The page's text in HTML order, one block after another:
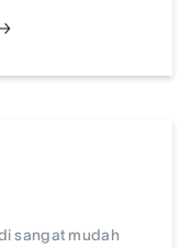
sangat mudah